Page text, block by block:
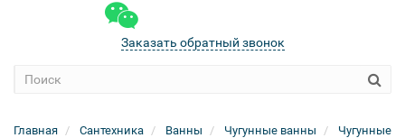
Заказать обратный звонок
Главная Сантехника Ванны Чугунные ванны
Чугунные